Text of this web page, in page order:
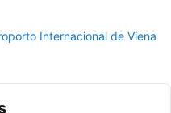
Internacional de Viena